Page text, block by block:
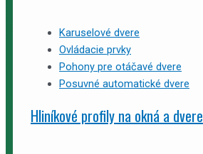
Karuselové dvere
Ovládacie prvky
Pohony pre otáčavé dvere
Posuvné automatické dvere
Hliníkové profily na okná a dvere